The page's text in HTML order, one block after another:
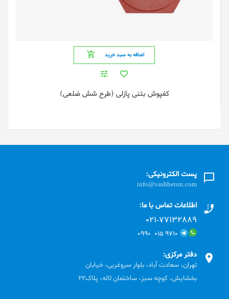
اضافه به سبد خرید
کفپوش بتنی پازلی (طرح شش ضلعی)
پست الکترونیکی:
info@vashbeton.com
اطلاعات تماس با ما:
۰۲۱-۷۷۱٣۲۸۸۹
۹۷۱۰ ۰۱۵ ۰۹۹۰
دفتر مرکزی:
تهران، سعادت آباد، بلوار سروغربی، خیابان
بخشایش، کوچه سبز، ساختمان لاله، پلاک22